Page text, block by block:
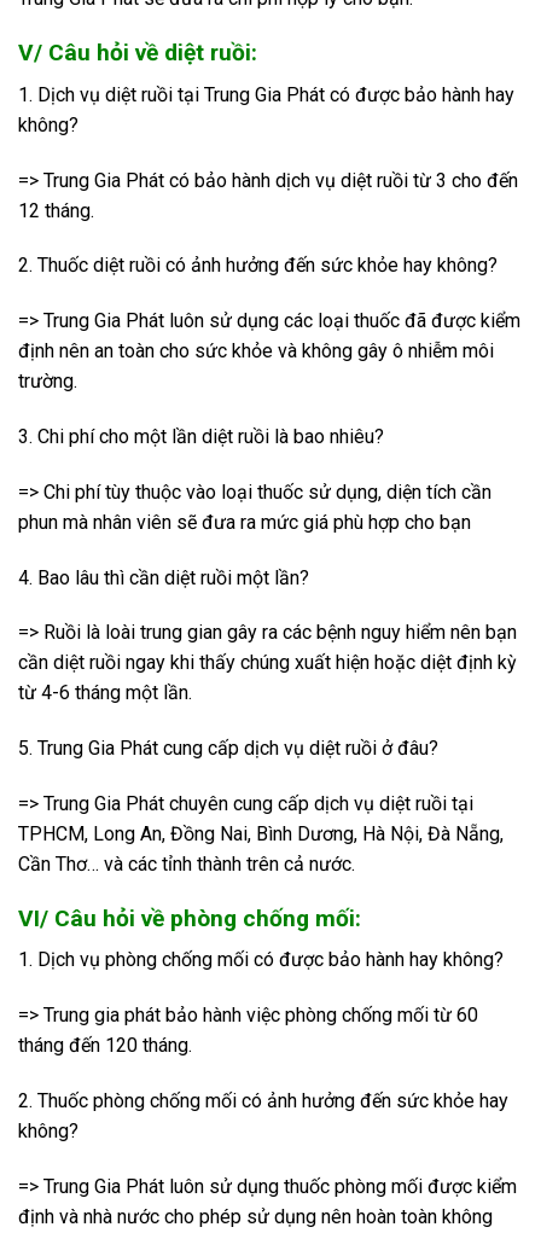
V/ Câu hỏi về diệt ruồi:
1. Dịch vụ diệt ruồi tại Trung Gia Phát có được bảo hành hay
không?
=> Trung Gia Phát có bảo hành dịch vụ diệt ruồi từ 3 cho đến
12 tháng.
2. Thuốc diệt ruồi có ảnh hưởng đến sức khỏe hay không?
=> Trung Gia Phát luôn sử dụng các loại thuốc đã được kiểm
định nên an toàn cho sức khỏe và không gây ô nhiễm môi
trường.
3. Chi phí cho một lần diệt ruồi là bao nhiêu?
=> Chi phí tùy thuộc vào loại thuốc sử dụng, diện tích cần
phun mà nhân viên sẽ đưa ra mức giá phù hợp cho bạn
4. Bao lâu thì cần diệt ruồi một lần?
=> Ruồi là loài trung gian gây ra các bệnh nguy hiểm nên bạn
cần diệt ruồi ngay khi thấy chúng xuất hiện hoặc diệt định kỳ
từ 4-6 tháng một lần.
5. Trung Gia Phát cung cấp dịch vụ diệt ruồi ở đâu?
=> Trung Gia Phát chuyên cung cấp dịch vụ diệt ruồi tại
TPHCM, Long An, Đồng Nai, Bình Dương, Hà Nội, Đà Nẵng,
Cần Thơ… và các tỉnh thành trên cả nước.
VI/ Câu hỏi về phòng chống mối:
1. Dịch vụ phòng chống mối có được bảo hành hay không?
=> Trung gia phát bảo hành việc phòng chống mối từ 60
tháng đến 120 tháng.
2. Thuốc phòng chống mối có ảnh hưởng đến sức khỏe hay
không?
=> Trung Gia Phát luôn sử dụng thuốc phòng mối được kiểm
định và nhà nước cho phép sử dụng nên hoàn toàn không